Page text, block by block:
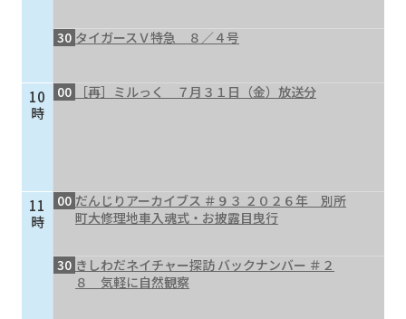
10
時
11
時
30 タイガースＶ特急 ８／４号
00 ［再］ミルっく ７月３１日（金）放送分
00 だんじりアーカイブス ＃９３ ２０２６年 別所
町大修理地車入魂式・お披露目曳行
30 きしわだネイチャー探訪 バックナンバー ＃２
８ 気軽に自然観察